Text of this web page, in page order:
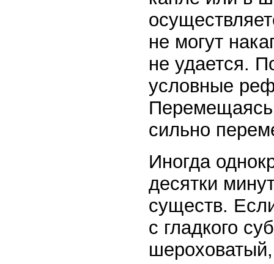
не могут
не удается.
условные
Перемещаясь
сильно
Иногда
десятки
существ.
с гладкого
шероховатый,